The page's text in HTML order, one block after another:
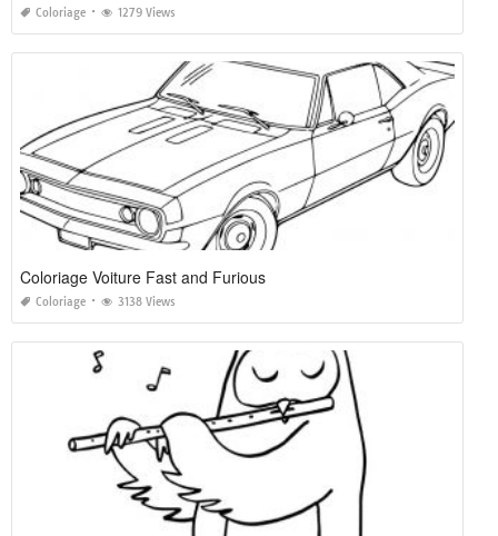
Coloriage 1279 Views
Coloriage Voiture Fast and Furious
Coloriage 3138 Views